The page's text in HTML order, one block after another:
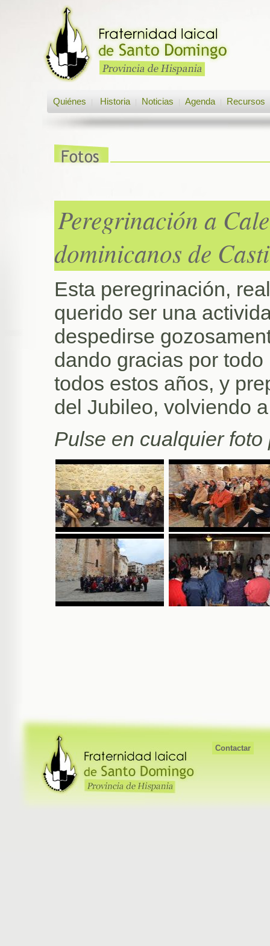
Quiénes Historia Noticias Agenda Recursos
Peregrinación a
dominicanos de
Esta peregrinación,
querido ser una
despedirse
dando gracias por
todos estos años, y
del Jubileo, volviendo
Pulse en cualquier
Contactar